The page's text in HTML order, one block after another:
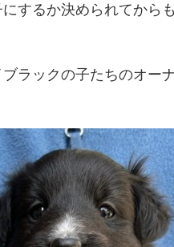
するか決められてから
ラックの子たちのオー